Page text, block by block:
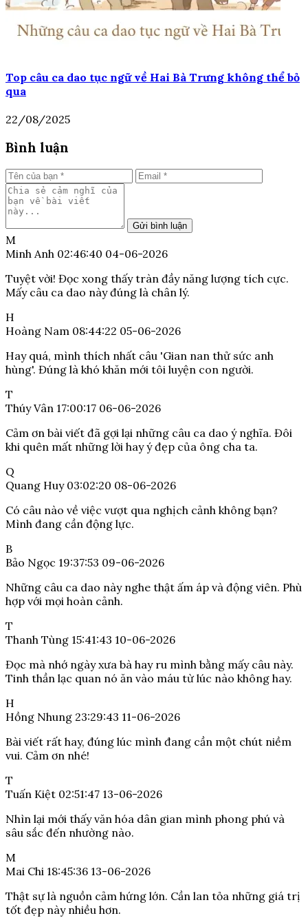
Top câu ca dao tục ngữ về Hai Bà Trưng không thể bỏ
qua
22/08/2025
Bình luận
Gửi bình luận
M
Minh Anh 02:46:40 04-06-2026
Tuyệt vời! Đọc xong thấy tràn đầy năng lượng tích cực.
Mấy câu ca dao này đúng là chân lý.
H
Hoàng Nam 08:44:22 05-06-2026
Hay quá, mình thích nhất câu 'Gian nan thử sức anh
hùng'. Đúng là khó khăn mới tôi luyện con người.
T
Thúy Vân 17:00:17 06-06-2026
Cảm ơn bài viết đã gợi lại những câu ca dao ý nghĩa. Đôi
khi quên mất những lời hay ý đẹp của ông cha ta.
Q
Quang Huy 03:02:20 08-06-2026
Có câu nào về việc vượt qua nghịch cảnh không bạn?
Mình đang cần động lực.
B
Bảo Ngọc 19:37:53 09-06-2026
Những câu ca dao này nghe thật ấm áp và động viên. Phù
hợp với mọi hoàn cảnh.
T
Thanh Tùng 15:41:43 10-06-2026
Đọc mà nhớ ngày xưa bà hay ru mình bằng mấy câu này.
Tinh thần lạc quan nó ăn vào máu từ lúc nào không hay.
H
Hồng Nhung 23:29:43 11-06-2026
Bài viết rất hay, đúng lúc mình đang cần một chút niềm
vui. Cảm ơn nhé!
T
Tuấn Kiệt 02:51:47 13-06-2026
Nhìn lại mới thấy văn hóa dân gian mình phong phú và
sâu sắc đến nhường nào.
M
Mai Chi 18:45:36 13-06-2026
Thật sự là nguồn cảm hứng lớn. Cần lan tỏa những giá trị
tốt đẹp này nhiều hơn.